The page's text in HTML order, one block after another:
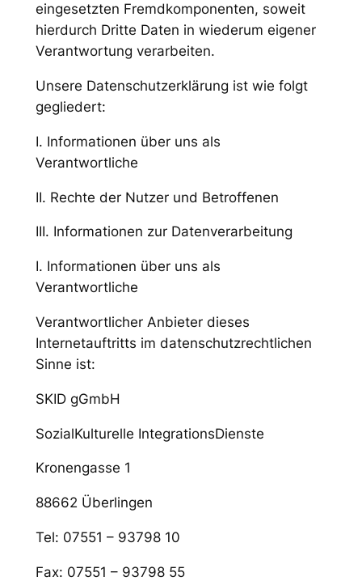
eingesetzten Fremdkomponenten, soweit
hierdurch Dritte Daten in wiederum eigener
Verantwortung verarbeiten.
Unsere Datenschutzerklärung ist wie folgt
gegliedert:
I. Informationen über uns als
Verantwortliche
II. Rechte der Nutzer und Betroffenen
III. Informationen zur Datenverarbeitung
I. Informationen über uns als
Verantwortliche
Verantwortlicher Anbieter dieses
Internetauftritts im datenschutzrechtlichen
Sinne ist:
SKID gGmbH
SozialKulturelle IntegrationsDienste
Kronengasse 1
88662 Überlingen
Tel: 07551 – 93798 10
Fax: 07551 – 93798 55